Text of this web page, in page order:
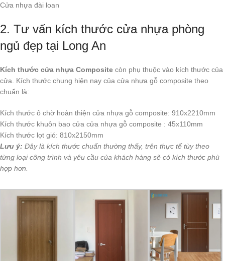
Cửa nhựa đài loan
2. Tư vấn kích thước cửa nhựa phòng
ngủ đẹp tại Long An
Kích thước cửa nhựa Composite còn phụ thuộc vào kích thước của
cửa. Kích thước chung hiện nay của cửa nhựa gỗ composite theo
chuẩn là:
Kích thước ô chờ hoàn thiện cửa nhựa gỗ composite: 910x2210mm
Kích thước khuôn bao cửa cửa nhựa gỗ composite : 45x110mm
Kích thước lọt gió: 810x2150mm
Lưu ý: Đây là kích thước chuẩn thường thấy, trên thực tế tùy theo
từng loại công trình và yêu cầu của khách hàng sẽ có kích thước phù
hợp hơn.